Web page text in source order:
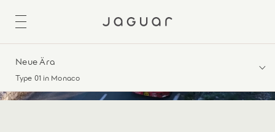
Neue Ära
Type 01 in Monaco